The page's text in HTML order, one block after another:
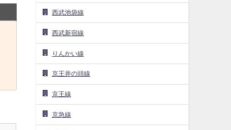
西武池袋線
西武新宿線
りんかい線
京王井の頭線
京王線
京急線